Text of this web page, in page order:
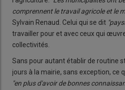
comprennent le travail agricole et le
Sylvain Renaud. Celui qui se dit
travailler pour et avec ceux qui
collectivités.
Sans pour autant établir de routine
jours à la mairie, sans exception, ce
"en plus d'avoir de bonnes